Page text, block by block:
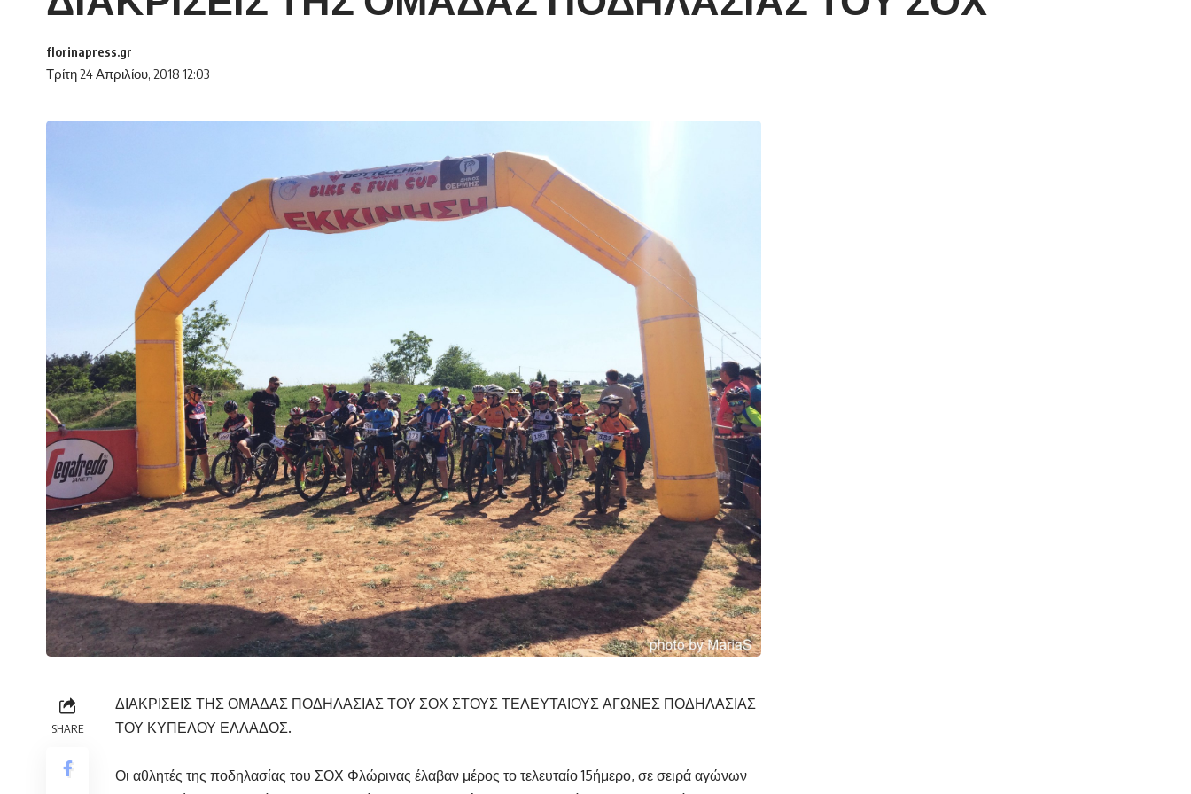
Τρίτη 24 Απριλίου, 2018 12:03
florinapress.gr
SHARE
ΔΙΑΚΡΙΣΕΙΣ ΤΗΣ ΟΜΑΔΑΣ ΠΟΔΗΛΑΣΙΑΣ ΤΟΥ ΣΟΧ ΣΤΟΥΣ ΤΕΛΕΥΤΑΙΟΥΣ ΑΓΩΝΕΣ ΠΟΔΗΛΑΣΙΑΣ
ΤΟΥ ΚΥΠΕΛΟΥ ΕΛΛΑΔΟΣ.
Οι αθλητές της ποδηλασίας του ΣΟΧ Φλώρινας έλαβαν μέρος το τελευταίο 15ήμερο, σε σειρά αγώνων